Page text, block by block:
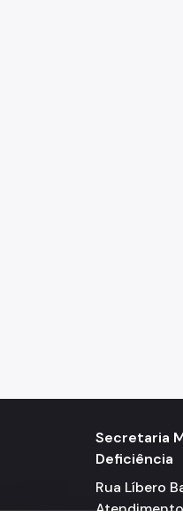
Secretaria
Deficiência
Rua Líbero